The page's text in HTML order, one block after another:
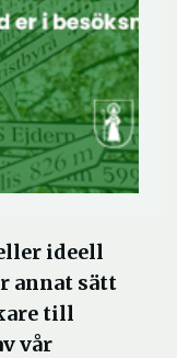
ideell
annat sätt
till
vår